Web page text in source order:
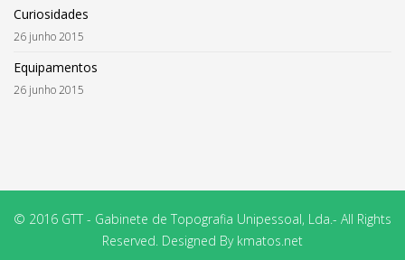
Curiosidades
26 junho 2015
Equipamentos
26 junho 2015
© 2016 GTT - Gabinete de Topografia Unipessoal, Lda.- All Rights
Reserved. Designed By kmatos.net